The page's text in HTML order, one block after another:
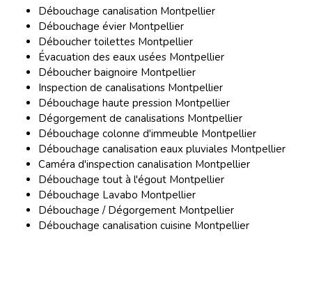
Débouchage canalisation Montpellier
Débouchage évier Montpellier
Déboucher toilettes Montpellier
Évacuation des eaux usées Montpellier
Déboucher baignoire Montpellier
Inspection de canalisations Montpellier
Débouchage haute pression Montpellier
Dégorgement de canalisations Montpellier
Débouchage colonne d'immeuble Montpellier
Débouchage canalisation eaux pluviales Montpellier
Caméra d'inspection canalisation Montpellier
Débouchage tout à l'égout Montpellier
Débouchage Lavabo Montpellier
Débouchage / Dégorgement Montpellier
Débouchage canalisation cuisine Montpellier